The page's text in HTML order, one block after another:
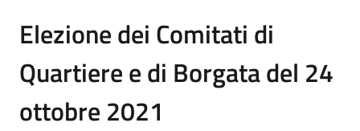
Elezione dei Comitati di
Quartiere e di Borgata del 24
ottobre 2021